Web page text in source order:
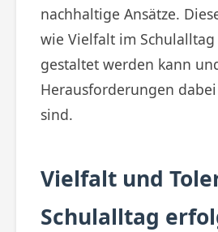
nachhaltige Ansätze.
wie Vielfalt im
gestaltet werden kann
Herausforderungen
sind.
Vielfalt und
Schulalltag